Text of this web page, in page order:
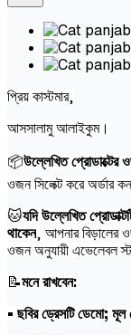
প্রিয় কাস্টমার,
আসসালামু আলাইকুম।
📦উল্লেখিত প্রোডাক্টের
ওজন সিলেক্ট করে অর্ডার
🐱যদি উল্লেখিত
থাকেন , আপনার বিড়ালের
ওজন অনুযায়ী এভেলেবল
📝মনে রাখবেন:
• ছবির ড্রেসটি ডেমো; মূল